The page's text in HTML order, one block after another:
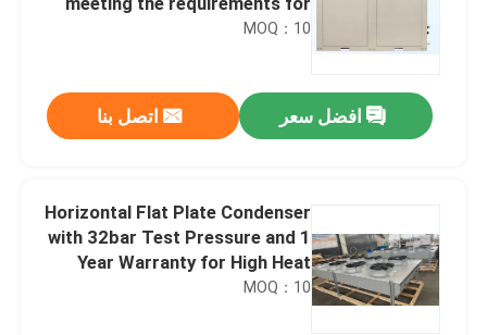
منتجات
refrigerants such as R404A,
MOQ：10
افضل سعر اتصل بنا
Horizontal Flat Plate Condenser
with 32bar Test Pressure and 1
Year Warranty for High Heat
Exchange Efficiency
MOQ：10